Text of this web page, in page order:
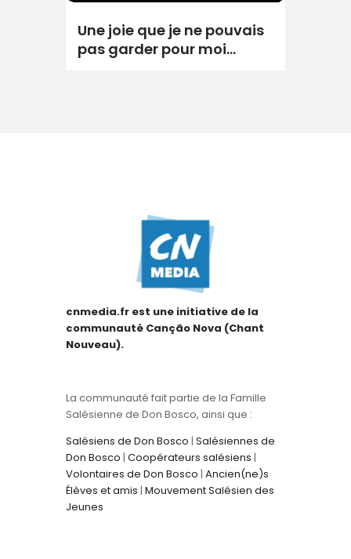
Une joie que je ne pouvais
pas garder pour moi…
cnmedia.fr est une initiative de la
communauté Canção Nova (Chant
Nouveau).
La communauté fait partie de la Famille
Salésienne de Don Bosco, ainsi que :
Salésiens de Don Bosco | Salésiennes de
Don Bosco | Coopérateurs salésiens |
Volontaires de Don Bosco | Ancien(ne)s
Élèves et amis | Mouvement Salésien des
Jeunes